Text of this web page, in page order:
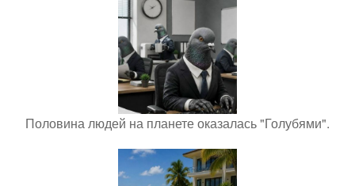
Половина людей на планете оказалась "Голубями".